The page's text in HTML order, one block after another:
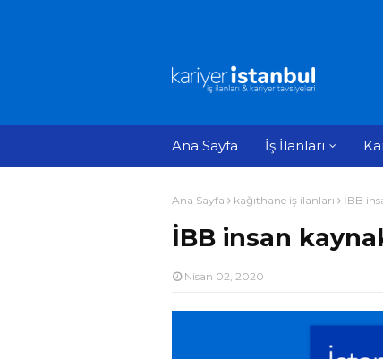
Ana Sayfa İş İlanları
Ana Sayfa kağıthane iş ilanları İBB
İBB insan
Nisan 02, 2020